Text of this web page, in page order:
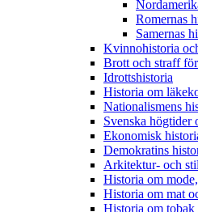
Romernas
Samernas
Kvinnohistoria
Brott och straff
Idrottshistoria
Historia om
Nationalismens
Svenska högtider
Ekonomisk
Demokratins
Arkitektur- och
Historia om
Historia om mat
Historia om